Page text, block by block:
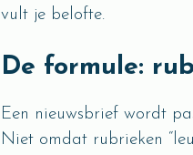
vult je belofte.
De formule:
Een nieuwsbrief wordt
Niet omdat rubrieken